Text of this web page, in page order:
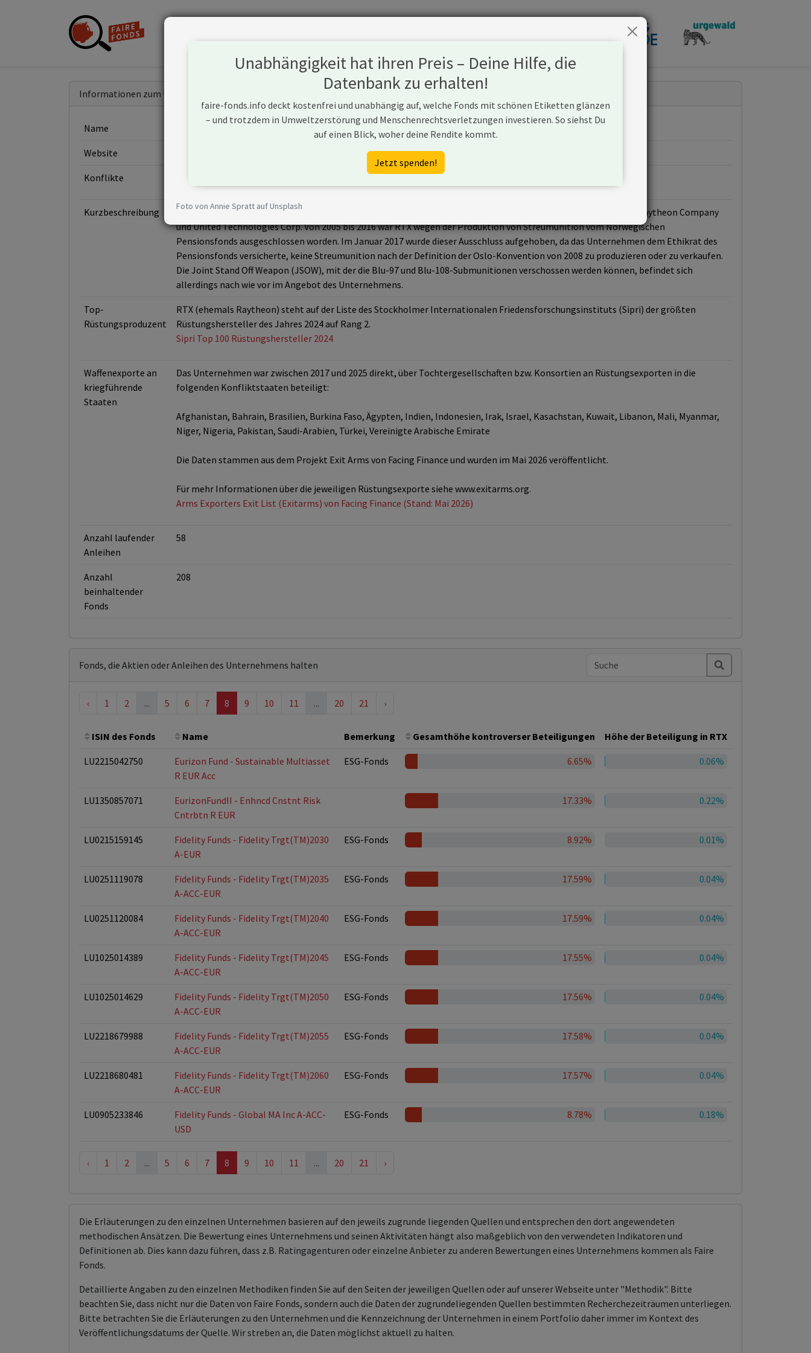
Informationen zum Unternehmen
Name
Website
Konflikte
Kurzbeschreibung
RTX (ehemals Raytheon) ist ein US-amerikanischer Rüstungskonzern. Er entstand 2020 aus der Fusion zwischen Raytheon Company
und United Technologies Corp. Von 2005 bis 2016 war RTX wegen der Produktion von Streumunition vom Norwegischen
Pensionsfonds ausgeschlossen worden. Im Januar 2017 wurde dieser Ausschluss aufgehoben, da das Unternehmen dem Ethikrat des
Pensionsfonds versicherte, keine Streumunition nach der Definition der Oslo-Konvention von 2008 zu produzieren oder zu verkaufen.
Die Joint Stand Off Weapon (JSOW), mit der die Blu-97 und Blu-108-Submunitionen verschossen werden können, befindet sich
allerdings nach wie vor im Angebot des Unternehmens.
Top-
Rüstungsproduzent
RTX (ehemals Raytheon) steht auf der Liste des Stockholmer Internationalen Friedensforschungsinstituts (Sipri) der größten
Rüstungshersteller des Jahres 2024 auf Rang 2.
Sipri Top 100 Rüstungshersteller 2024
Waffenexporte an
kriegführende
Staaten
Das Unternehmen war zwischen 2017 und 2025 direkt, über Tochtergesellschaften bzw. Konsortien an Rüstungsexporten in die
folgenden Konfliktstaaten beteiligt:
Afghanistan, Bahrain, Brasilien, Burkina Faso, Ägypten, Indien, Indonesien, Irak, Israel, Kasachstan, Kuwait, Libanon, Mali, Myanmar,
Niger, Nigeria, Pakistan, Saudi-Arabien, Türkei, Vereinigte Arabische Emirate
Die Daten stammen aus dem Projekt Exit Arms von Facing Finance und wurden im Mai 2026 veröffentlicht.
Für mehr Informationen über die jeweiligen Rüstungsexporte siehe www.exitarms.org.
Arms Exporters Exit List (Exitarms) von Facing Finance (Stand: Mai 2026)
Anzahl laufender
Anleihen
58
Anzahl
beinhaltender
Fonds
208
Fonds, die Aktien oder Anleihen des Unternehmens halten
‹ 1 2 ... 5 6 7 8 9 10 11 ... 20 21 ›
ISIN des Fonds Name Bemerkung Gesamthöhe kontroverser Beteiligungen Höhe der Beteiligung in RTX
LU2215042750
Eurizon Fund - Sustainable Multiasset
R EUR Acc
ESG-Fonds 6.65% 0.06%
LU1350857071
EurizonFundII - Enhncd Cnstnt Risk
Cntrbtn R EUR
17.33% 0.22%
LU0215159145
Fidelity Funds - Fidelity Trgt(TM)2030
A-EUR
ESG-Fonds 8.92% 0.01%
LU0251119078
Fidelity Funds - Fidelity Trgt(TM)2035
A-ACC-EUR
ESG-Fonds 17.59% 0.04%
LU0251120084
Fidelity Funds - Fidelity Trgt(TM)2040
A-ACC-EUR
ESG-Fonds 17.59% 0.04%
LU1025014389
Fidelity Funds - Fidelity Trgt(TM)2045
A-ACC-EUR
ESG-Fonds 17.55% 0.04%
LU1025014629
Fidelity Funds - Fidelity Trgt(TM)2050
A-ACC-EUR
ESG-Fonds 17.56% 0.04%
LU2218679988
Fidelity Funds - Fidelity Trgt(TM)2055
A-ACC-EUR
ESG-Fonds 17.58% 0.04%
LU2218680481
Fidelity Funds - Fidelity Trgt(TM)2060
A-ACC-EUR
ESG-Fonds 17.57% 0.04%
LU0905233846
Fidelity Funds - Global MA Inc A-ACC-
USD
ESG-Fonds 8.78% 0.18%
‹ 1 2 ... 5 6 7 8 9 10 11 ... 20 21 ›
Die Erläuterungen zu den einzelnen Unternehmen basieren auf den jeweils zugrunde liegenden Quellen und entsprechen den dort angewendeten
methodischen Ansätzen. Die Bewertung eines Unternehmens und seinen Aktivitäten hängt also maßgeblich von den verwendeten Indikatoren und
Definitionen ab. Dies kann dazu führen, dass z.B. Ratingagenturen oder einzelne Anbieter zu anderen Bewertungen eines Unternehmens kommen als Faire
Fonds.
Detaillierte Angaben zu den einzelnen Methodiken finden Sie auf den Seiten der jeweiligen Quellen oder auf unserer Webseite unter "Methodik". Bitte
beachten Sie, dass nicht nur die Daten von Faire Fonds, sondern auch die Daten der zugrundeliegenden Quellen bestimmten Recherchezeiträumen unterliegen.
Bitte betrachten Sie die Erläuterungen zu den Unternehmen und die Kennzeichnung der Unternehmen in einem Portfolio daher immer im Kontext des
Veröffentlichungsdatums der Quelle. Wir streben an, die Daten möglichst aktuell zu halten.
Unabhängigkeit hat ihren Preis – Deine Hilfe, die
Datenbank zu erhalten!
faire-fonds.info deckt kostenfrei und unabhängig auf, welche Fonds mit schönen Etiketten glänzen
– und trotzdem in Umweltzerstörung und Menschenrechtsverletzungen investieren. So siehst Du
auf einen Blick, woher deine Rendite kommt.
Jetzt spenden!
Foto von Annie Spratt auf Unsplash